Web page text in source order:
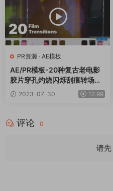
PR资源 · AE模板
AE/PR模板-20种复古老电影
胶片穿孔灼烧闪烁刮痕转场预
设 Film Transition Pack
2023-07-30 12.99
评论 0
请先